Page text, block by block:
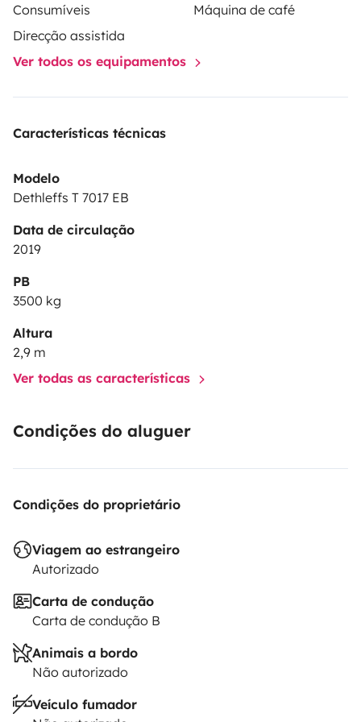
Consumíveis
Máquina de café
Direcção assistida
Ver todos os equipamentos
Características técnicas
Modelo
Dethleffs T 7017 EB
Data de circulação
2019
PB
3500 kg
Altura
2,9 m
Ver todas as características
Condições do aluguer
Condições do proprietário
Viagem ao estrangeiro
Autorizado
Carta de condução
Carta de condução B
Animais a bordo
Não autorizado
Veículo fumador